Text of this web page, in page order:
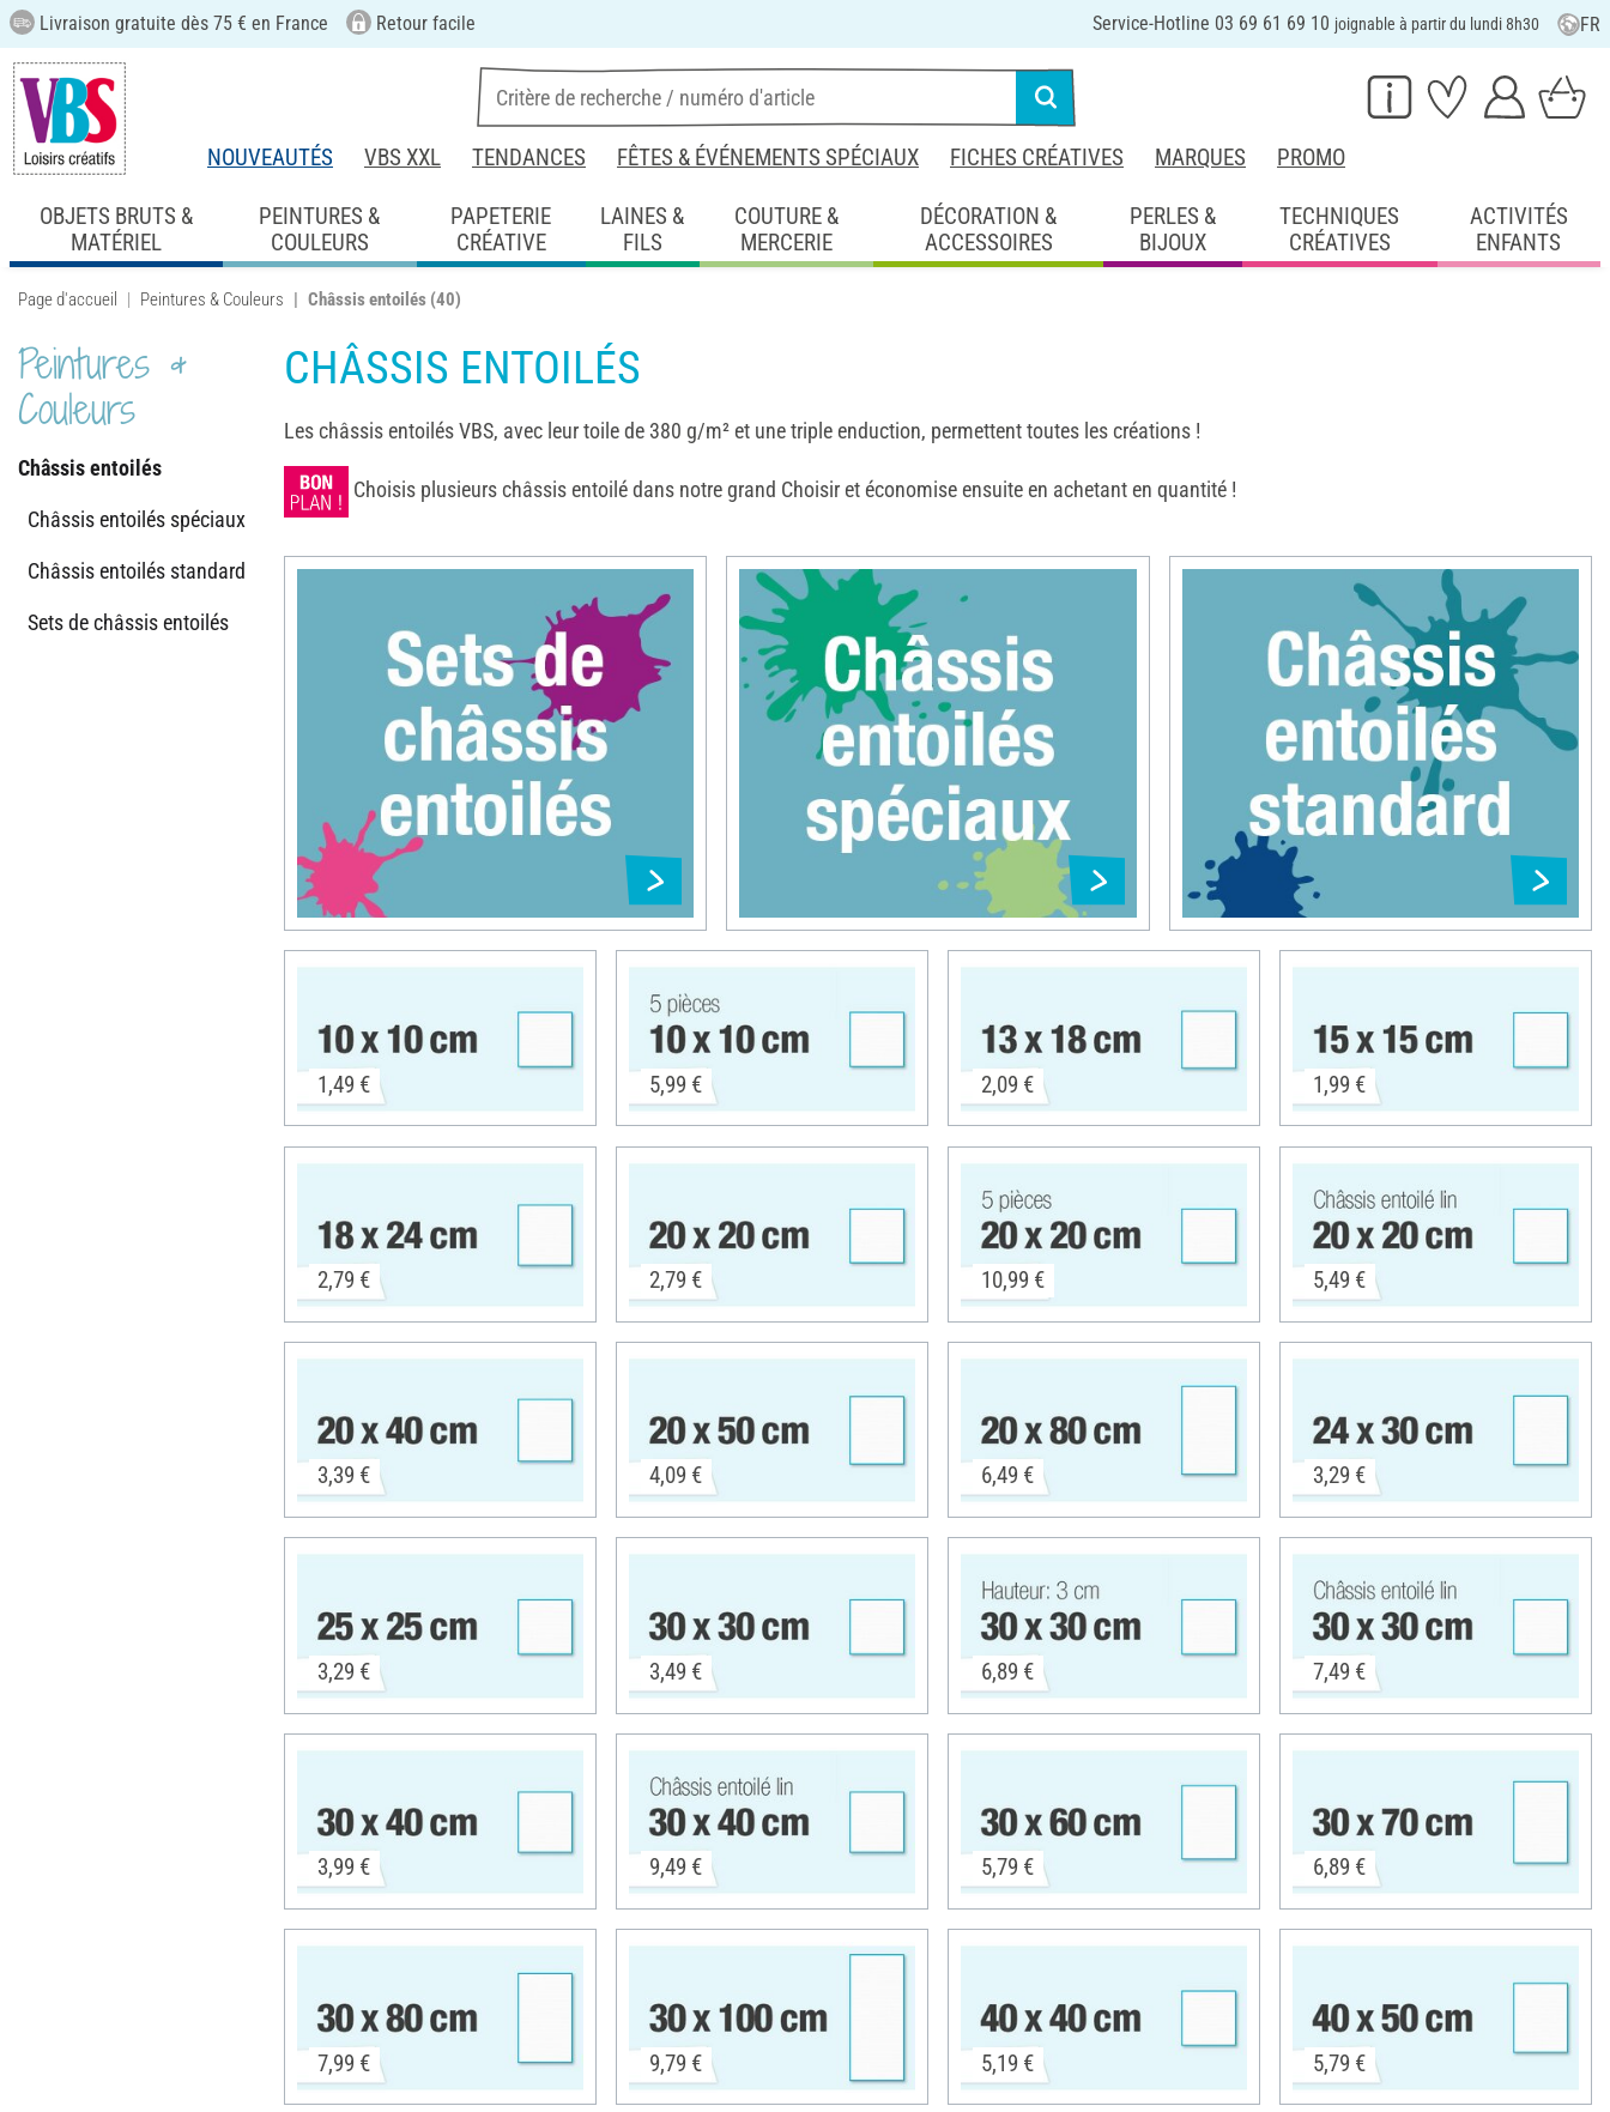
Livraison gratuite dès 75 € en France Retour facile Service-Hotline 03 69 61 69 10 joignable à partir du lundi 8h30 FR
NOUVEAUTÉS VBS XXL TENDANCES FÊTES & ÉVÉNEMENTS SPÉCIAUX FICHES CRÉATIVES MARQUES PROMO
OBJETS BRUTS &
MATÉRIEL
PEINTURES &
COULEURS
PAPETERIE
CRÉATIVE
LAINES &
FILS
COUTURE &
MERCERIE
DÉCORATION &
ACCESSOIRES
PERLES &
BIJOUX
TECHNIQUES
CRÉATIVES
ACTIVITÉS
ENFANTS
Page d'accueil Peintures & Couleurs Châssis entoilés (40)
Peintures &
Couleurs
Châssis entoilés
Châssis entoilés spéciaux
Châssis entoilés standard
Sets de châssis entoilés
CHÂSSIS ENTOILÉS
Les châssis entoilés VBS, avec leur toile de 380 g/m² et une triple enduction, permettent toutes les créations !
Choisis plusieurs châssis entoilé dans notre grand Choisir et économise ensuite en achetant en quantité !
1,49 € 5,99 € 2,09 € 1,99 €
2,79 € 2,79 € 10,99 € 5,49 €
3,39 € 4,09 € 6,49 € 3,29 €
3,29 € 3,49 € 6,89 € 7,49 €
3,99 € 9,49 € 5,79 € 6,89 €
7,99 € 9,79 € 5,19 € 5,79 €